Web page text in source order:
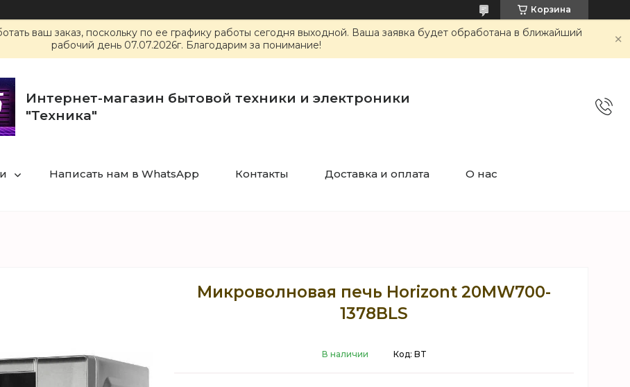
Корзина
ваш заказ, поскольку по ее графику работы сегодня выходной. Ваша заявка будет обработана в ближайший
рабочий день 07.07.2026г. Благодарим за понимание!
Интернет-магазин бытовой техники и электроники
"Техника"
Написать нам в WhatsApp Контакты Доставка и оплата О нас
Микроволновая печь Horizont 20MW700-
1378BLS
В наличии Код: BT